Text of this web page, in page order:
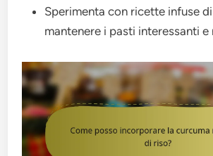
Sperimenta con ricette infuse
mantenere i pasti interessanti e